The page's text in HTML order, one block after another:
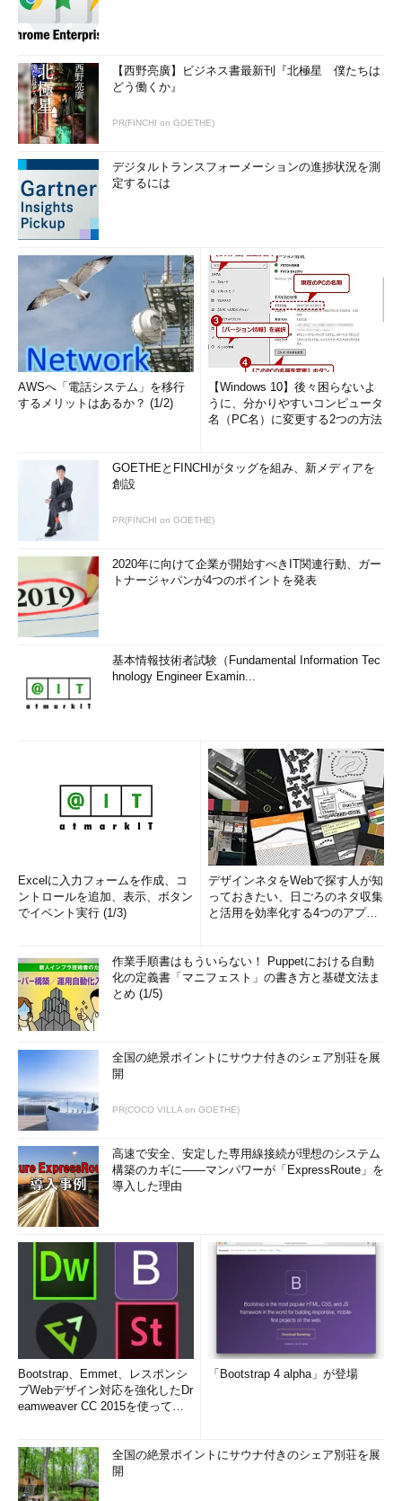
【西野亮廣】ビジネス書最新刊『北極星 僕たちは
どう働くか』
PR(FINCHI on GOETHE)
デジタルトランスフォーメーションの進捗状況を測
定するには
AWSへ「電話システム」を移行
するメリットはあるか？ (1/2)
【Windows 10】後々困らないよ
うに、分かりやすいコンピュータ
名（PC名）に変更する2つの方法
GOETHEとFINCHIがタッグを組み、新メディアを
創設
PR(FINCHI on GOETHE)
2020年に向けて企業が開始すべきIT関連行動、ガー
トナージャパンが4つのポイントを発表
基本情報技術者試験（Fundamental Information Tec
hnology Engineer Examin...
Excelに入力フォームを作成、コ
ントロールを追加、表示、ボタン
でイベント実行 (1/3)
デザインネタをWebで探す人が知
っておきたい、日ごろのネタ収集
と活用を効率化する4つのアプリ
作業手順書はもういらない！ Puppetにおける自動
化の定義書「マニフェスト」の書き方と基礎文法ま
とめ (1/5)
全国の絶景ポイントにサウナ付きのシェア別荘を展
開
PR(COCO VILLA on GOETHE)
高速で安全、安定した専用線接続が理想のシステム
構築のカギに――マンパワーが「ExpressRoute」を
導入した理由
Bootstrap、Emmet、レスポンシ
ブWebデザイン対応を強化したDr
eamweaver CC 2015を使って
「Bootstrap 4 alpha」が登場
全国の絶景ポイントにサウナ付きのシェア別荘を展
開